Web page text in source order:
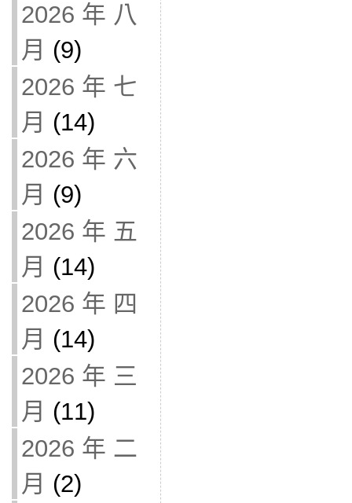
2026 年 八
月 (9)
2026 年 七
月 (14)
2026 年 六
月 (9)
2026 年 五
月 (14)
2026 年 四
月 (14)
2026 年 三
月 (11)
2026 年 二
月 (2)